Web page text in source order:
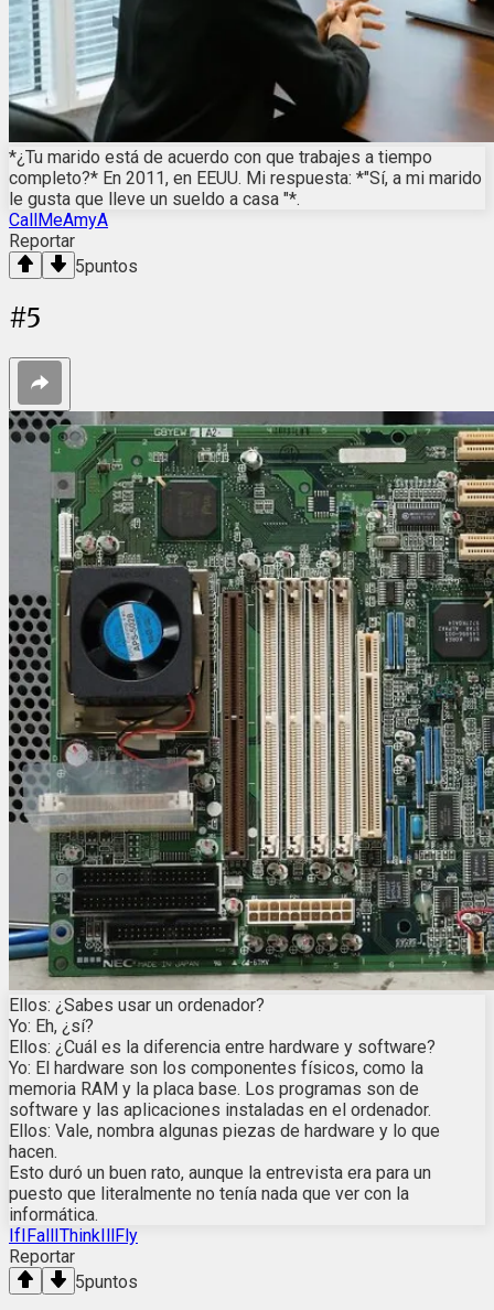
*¿Tu marido está de acuerdo con que trabajes a tiempo
completo?* En 2011, en EEUU. Mi respuesta: *"Sí, a mi marido
le gusta que lleve un sueldo a casa "*.
CallMeAmyA
Reportar
5puntos
#5
Ellos: ¿Sabes usar un ordenador?
Yo: Eh, ¿sí?
Ellos: ¿Cuál es la diferencia entre hardware y software?
Yo: El hardware son los componentes físicos, como la
memoria RAM y la placa base. Los programas son de
software y las aplicaciones instaladas en el ordenador.
Ellos: Vale, nombra algunas piezas de hardware y lo que
hacen.
Esto duró un buen rato, aunque la entrevista era para un
puesto que literalmente no tenía nada que ver con la
informática.
IfIFallIThinkIllFly
Reportar
5puntos